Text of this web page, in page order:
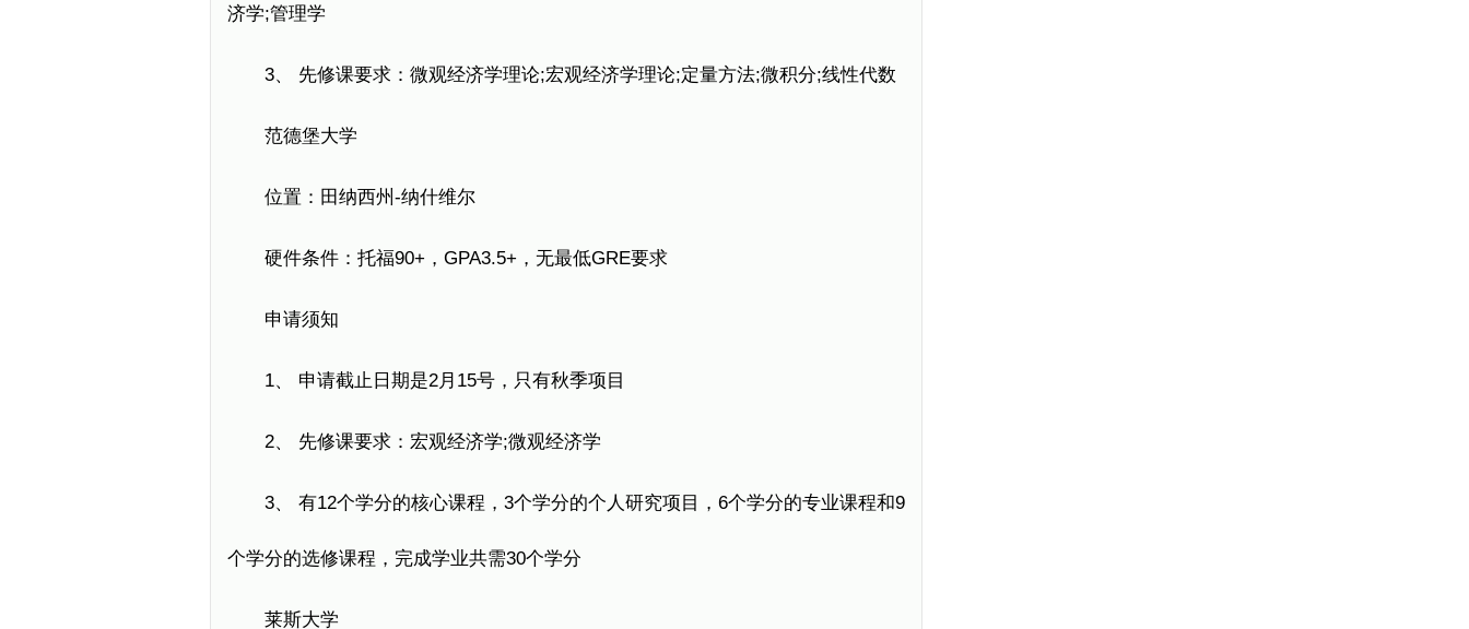
济学;管理学
3、 先修课要求：微观经济学理论;宏观经济学理论;定量方法;微积分;线性代数
范德堡大学
位置：田纳西州-纳什维尔
硬件条件：托福90+，GPA3.5+，无最低GRE要求
申请须知
1、 申请截止日期是2月15号，只有秋季项目
2、 先修课要求：宏观经济学;微观经济学
3、 有12个学分的核心课程，3个学分的个人研究项目，6个学分的专业课程和9
个学分的选修课程，完成学业共需30个学分
莱斯大学